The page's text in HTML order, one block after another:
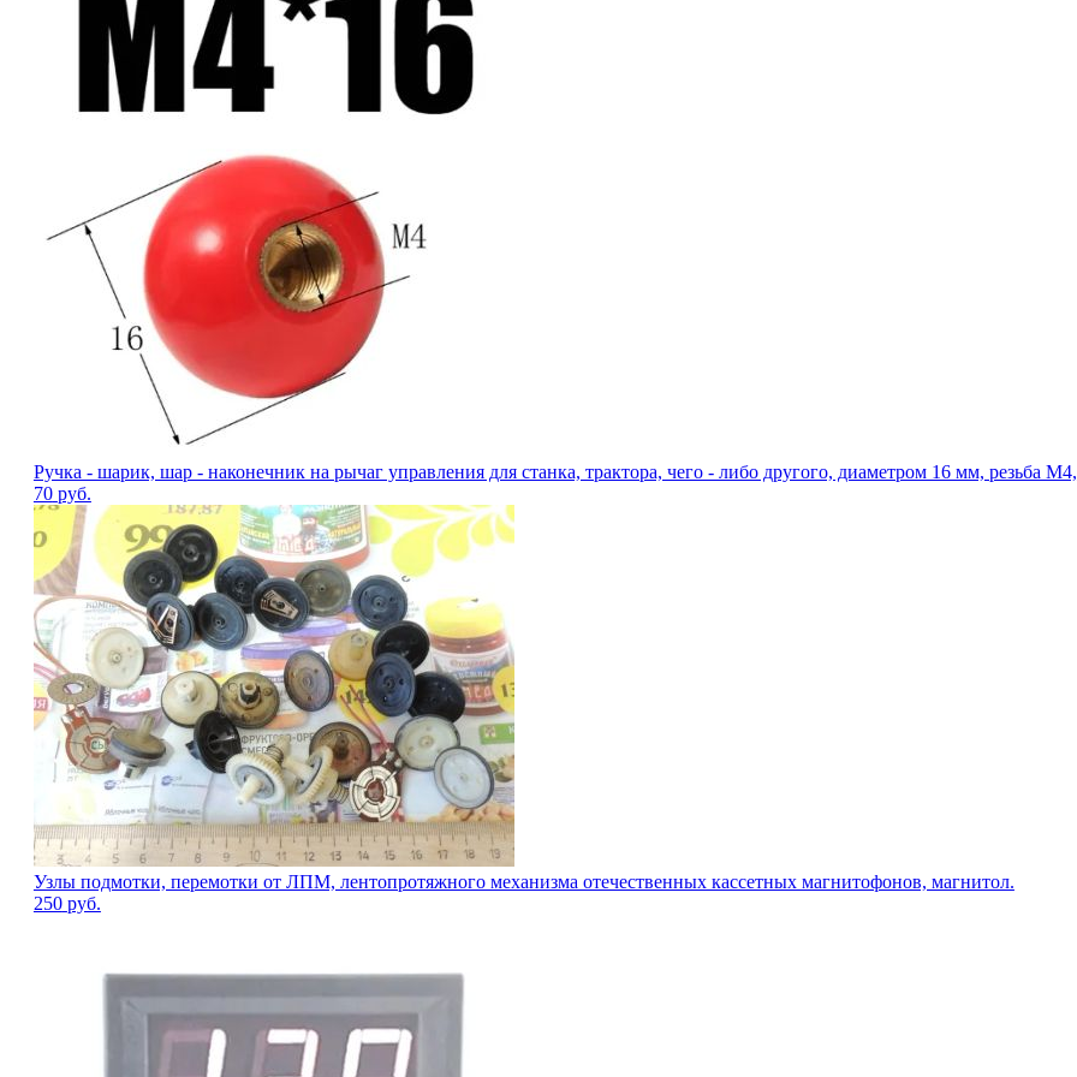
Ручка - шарик, шар - наконечник на рычаг управления для станка, трактора, чего - либо другого, диаметром 16 мм, резьба
70 руб.
Узлы подмотки, перемотки от ЛПМ, лентопротяжного механизма отечественных кассетных магнитофонов, магнитол.
250 руб.